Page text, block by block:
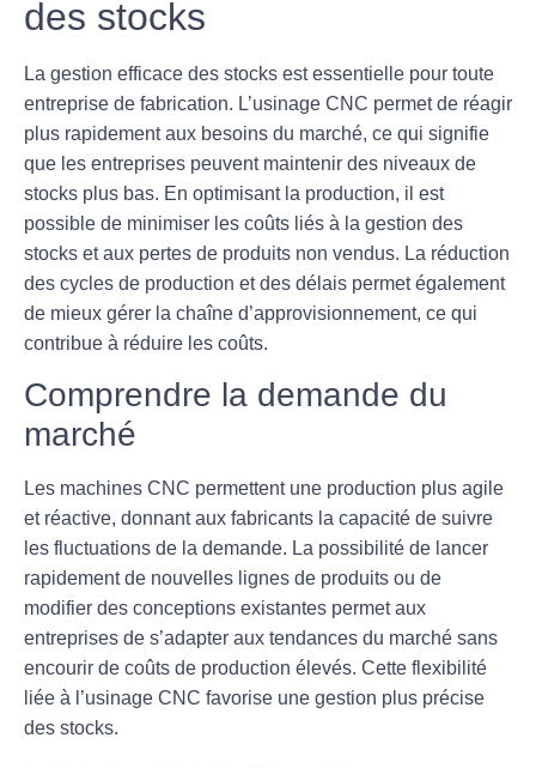
des stocks
La gestion efficace des stocks est essentielle pour toute
entreprise de fabrication. L’usinage CNC permet de réagir
plus rapidement aux besoins du marché, ce qui signifie
que les entreprises peuvent maintenir des niveaux de
stocks plus bas. En optimisant la production, il est
possible de minimiser les coûts liés à la gestion des
stocks et aux pertes de produits non vendus. La réduction
des cycles de production et des délais permet également
de mieux gérer la chaîne d’approvisionnement, ce qui
contribue à réduire les coûts.
Comprendre la demande du
marché
Les machines CNC permettent une production plus agile
et réactive, donnant aux fabricants la capacité de suivre
les fluctuations de la demande. La possibilité de lancer
rapidement de nouvelles lignes de produits ou de
modifier des conceptions existantes permet aux
entreprises de s’adapter aux tendances du marché sans
encourir de coûts de production élevés. Cette flexibilité
liée à l’usinage CNC favorise une gestion plus précise
des stocks.